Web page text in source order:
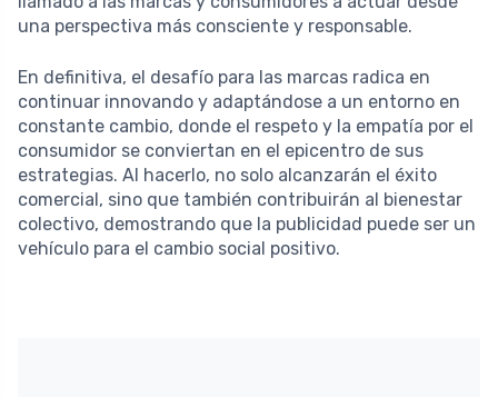
una perspectiva más consciente y responsable.
En definitiva, el desafío para las marcas radica en
continuar innovando y adaptándose a un entorno en
constante cambio, donde el respeto y la empatía por el
consumidor se conviertan en el epicentro de sus
estrategias. Al hacerlo, no solo alcanzarán el éxito
comercial, sino que también contribuirán al bienestar
colectivo, demostrando que la publicidad puede ser un
vehículo para el cambio social positivo.